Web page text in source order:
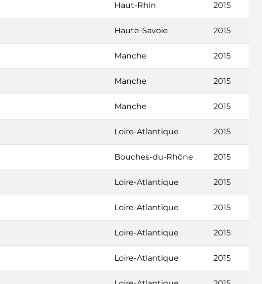
Haut-Rhin 2015
Haute-Savoie 2015
Manche 2015
Manche 2015
Manche 2015
Loire-Atlantique 2015
Bouches-du-Rhône 2015
Loire-Atlantique 2015
Loire-Atlantique 2015
Loire-Atlantique 2015
Loire-Atlantique 2015